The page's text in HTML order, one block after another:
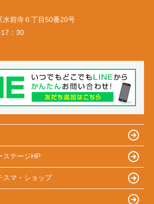
水前寺６丁目50番20号
：30
ステージHP
スマ・ショップ